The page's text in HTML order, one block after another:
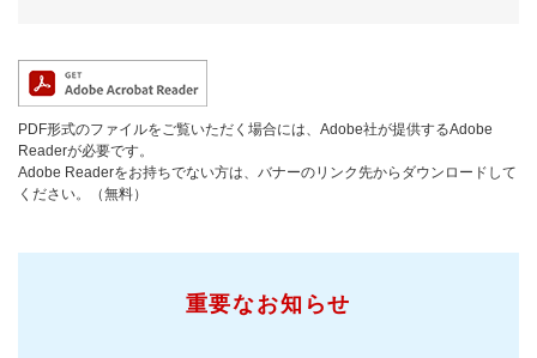
PDF形式のファイルをご覧いただく場合には、Adobe社が提供するAdobe
Readerが必要です。
Adobe Readerをお持ちでない方は、バナーのリンク先からダウンロードして
ください。（無料）
重要なお知らせ